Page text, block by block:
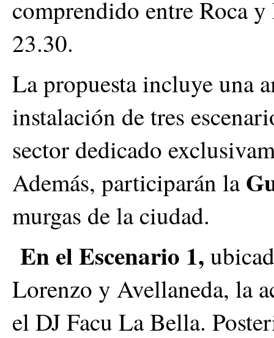
comprendido entre Roca y
23.30.
La propuesta incluye una
instalación de tres
sector dedicado
Además, participarán la
murgas de la ciudad.
En el Escenario 1,
Lorenzo y Avellaneda, la
el DJ Facu La Bella.